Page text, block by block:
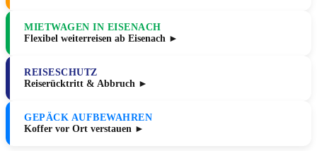
MIETWAGEN IN EISENACH
Flexibel weiterreisen ab Eisenach ►
REISESCHUTZ
Reiserücktritt & Abbruch ►
GEPÄCK AUFBEWAHREN
Koffer vor Ort verstauen ►